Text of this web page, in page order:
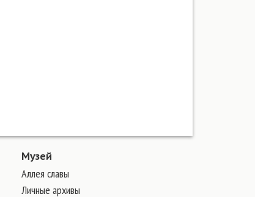
Музей
Аллея славы
Личные архивы